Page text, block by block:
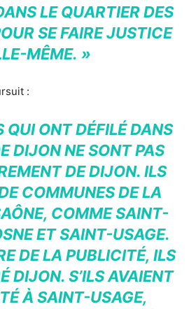
LE QUARTIER DES
SE FAIRE JUSTICE
MÊME. »
:
QUI ONT DÉFILÉ DANS
DIJON NE SONT PAS
DE DIJON. ILS
COMMUNES DE LA
COMME SAINT-
ET SAINT-USAGE.
DE LA PUBLICITÉ, ILS
DIJON. S’ILS AVAIENT
À SAINT-USAGE,